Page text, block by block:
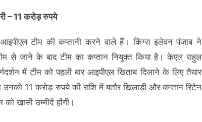
– 11 करोड़ रुपये
टीम की कप्तानी करने वाले हैं। किंग्स इलेवन पंजाब ने
से जाने के बाद टीम का कप्तान नियुक्त किया है। केएल राहुल
में टीम को पहली बार आइपीएल खिताब दिलाने के लिए तैयार
11 करोड़ रुपये की राशि में बतौर खिलाड़ी और कप्तान रिटेन
खासी उम्मीदें होंगी।